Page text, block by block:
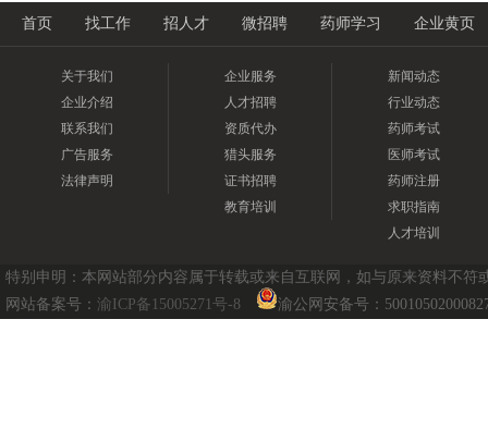
首页 找工作 招人才 微招聘 药师学习 企业黄页
关于我们
企业介绍
联系我们
广告服务
法律声明
企业服务
人才招聘
资质代办
猎头服务
证书招聘
教育培训
新闻动态
行业动态
药师考试
医师考试
药师注册
求职指南
人才培训
特别申明：本网站部分内容属于转载或来自互联网，如与原来资料不
网站备案号： 渝ICP备15005271号-8 渝公网安备号：